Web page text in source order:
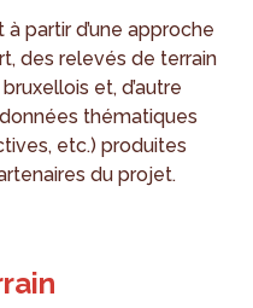
partir d’une approche
des relevés de terrain
et, d’autre
thématiques
etc.) produites
du projet.